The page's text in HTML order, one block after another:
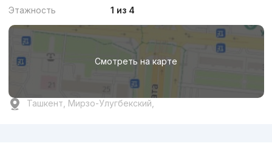
Этажность
1 из 4
Смотреть на карте
Ташкент, Мирзо-Улугбекский,